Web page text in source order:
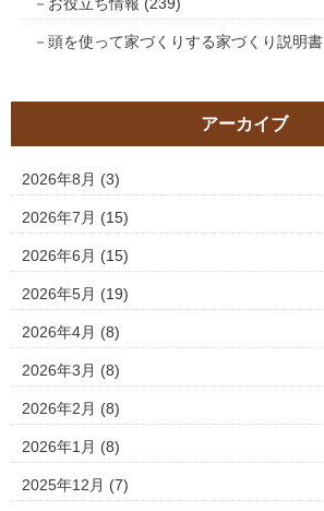
頭を使って家づくりする家づくり説明書
アーカイブ
2026年8月 (3)
2026年7月 (15)
2026年6月 (15)
2026年5月 (19)
2026年4月 (8)
2026年3月 (8)
2026年2月 (8)
2026年1月 (8)
2025年12月 (7)